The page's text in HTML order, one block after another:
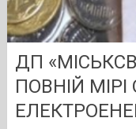
ДП
ПОВНІЙ